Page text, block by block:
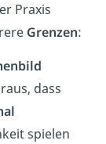
Praxis
Grenzen:
dass
spielen